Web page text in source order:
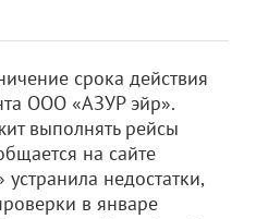
срока действия
ООО «АЗУР эйр».
выполнять рейсы
на сайте
недостатки,
в январе